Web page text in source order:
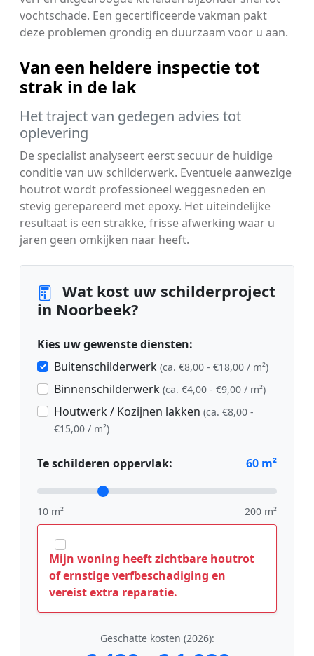
vochtschade. Een gecertificeerde vakman pakt
deze problemen grondig en duurzaam voor u aan.
Van een heldere inspectie tot
strak in de lak
Het traject van gedegen advies tot
oplevering
De specialist analyseert eerst secuur de huidige
conditie van uw schilderwerk. Eventuele aanwezige
houtrot wordt professioneel weggesneden en
stevig gerepareerd met epoxy. Het uiteindelijke
resultaat is een strakke, frisse afwerking waar u
jaren geen omkijken naar heeft.
Wat kost uw schilderproject
in Noorbeek?
Kies uw gewenste diensten:
Buitenschilderwerk (ca. €8,00 - €18,00 / m²)
Binnenschilderwerk (ca. €4,00 - €9,00 / m²)
Houtwerk / Kozijnen lakken (ca. €8,00 -
€15,00 / m²)
Te schilderen oppervlak: 60 m²
10 m² 200 m²
Mijn woning heeft zichtbare houtrot
of ernstige verfbeschadiging en
vereist extra reparatie.
Geschatte kosten (2026):